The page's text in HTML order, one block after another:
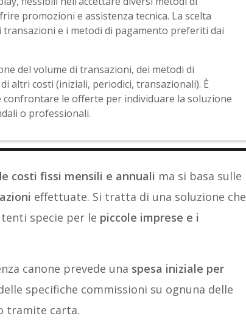
promozioni e assistenza tecnica. La scelta
transazioni e i metodi di pagamento preferiti dai
del volume di transazioni, dei metodi di
altri costi (iniziali, periodici, transazionali). È
le offerte per individuare la soluzione
o professionali.
costi fissi mensili e annuali ma si basa sulle
effettuate. Si tratta di una soluzione che
specie per le piccole imprese e i
canone prevede una spesa iniziale per
specifiche commissioni su ognuna delle
tramite carta.